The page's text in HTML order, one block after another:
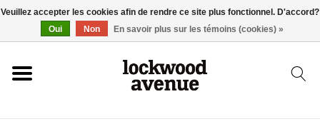
ACCUEIL
Veuillez accepter les cookies afin de rendre ce site plus fonctionnel. D'accord?
Oui
Non En savoir plus sur les témoins (cookies) »